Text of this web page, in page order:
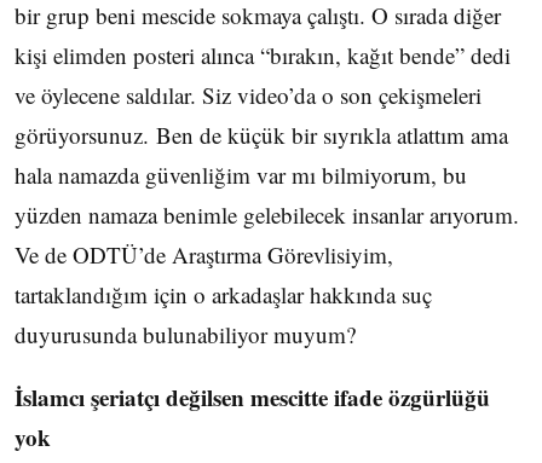
bir grup beni mescide sokmaya çalıştı. O sırada diğer
kişi elimden posteri alınca “bırakın, kağıt bende” dedi
ve öylecene saldılar. Siz video’da o son çekişmeleri
görüyorsunuz. Ben de küçük bir sıyrıkla atlattım ama
hala namazda güvenliğim var mı bilmiyorum, bu
yüzden namaza benimle gelebilecek insanlar arıyorum.
Ve de ODTÜ’de Araştırma Görevlisiyim,
tartaklandığım için o arkadaşlar hakkında suç
duyurusunda bulunabiliyor muyum?
İslamcı şeriatçı değilsen mescitte ifade özgürlüğü
yok